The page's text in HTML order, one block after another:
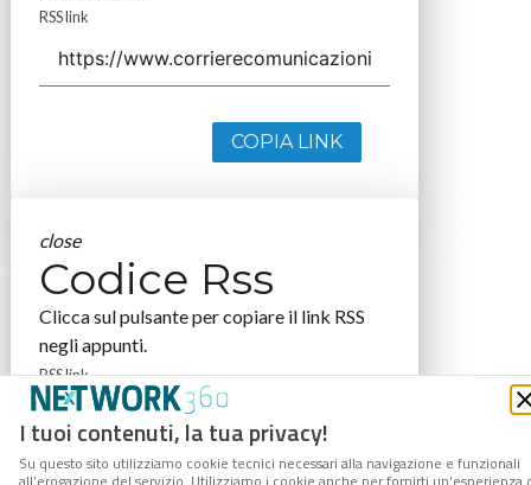
I tuoi contenuti, la tua privacy!
Su questo sito utilizziamo cookie tecnici necessari alla navigazione e funzionali
RSS link
COPIA LINK
close
Codice Rss
Clicca sul pulsante per copiare il link RSS
negli appunti.
RSS link